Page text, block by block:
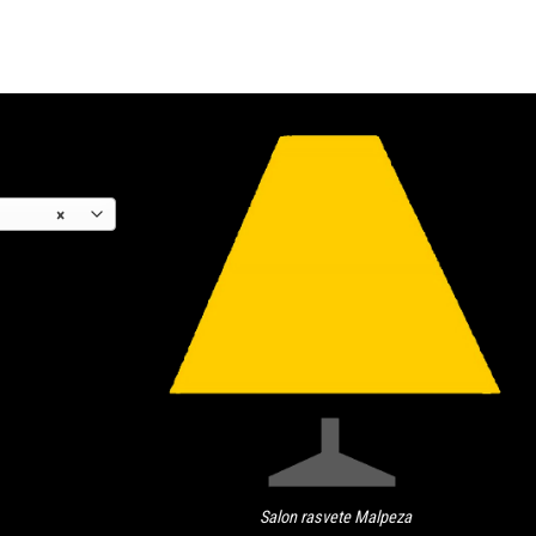
×
Salon rasvete Malpeza